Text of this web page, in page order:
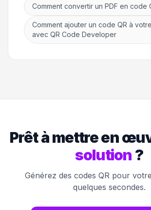
Comment convertir un PDF en code
Comment ajouter un code QR à
avec QR Code Developer
Prêt à mettre en
solution ?
Générez des codes QR pour
quelques secondes.